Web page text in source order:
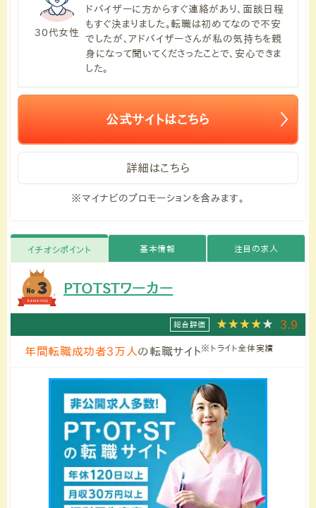
30代女性
ドバイザーに方からすぐ連絡があり、面談日程
もすぐ決まりました。転職は初めてなので不安
でしたが、アドバイザーさんが私の気持ちを親
身になって聞いてくださったことで、安心できま
した。
公式サイトはこちら
詳細はこちら
※マイナビのプロモーションを含みます。
イチオシポイント 基本情報 注目の求人
PTOTSTワーカー
総合評価 3.9
年間転職成功者3万人 の転職サイト※トライト全体実績